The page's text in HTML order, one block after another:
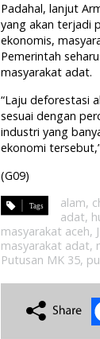
Padahal, lanjut
yang akan terjadi
ekonomis,
Pemerintah
masyarakat adat.
“Laju deforestasi
sesuai dengan
industri yang
ekonomi
(G09)
alam,
adat,
masyarakat aceh,
masyarakat adat,
Putusan MK 35,